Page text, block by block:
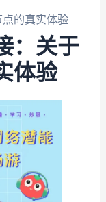
的真实体验
：关于
体验